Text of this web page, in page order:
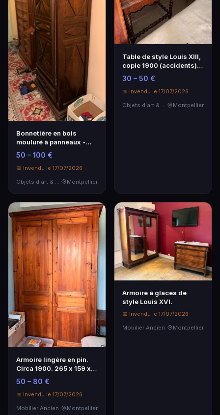
Bonnetière en bois
mouluré à panneaux -
Copie de style Louis…
50 – 100 €
📅 Invendu le 17/07/2026
Montpellier
Table de style Louis XIII,
copie 1900 (accidents)
69 x 71 x …
30 – 50 €
📅 Invendu le 17/07/2026
Objets d'art & Curiosités
Montpellier
Armoire lingère en pin.
Circa 1900. 265 x 159 x
60 cm
50 – 80 €
📅 Invendu le 17/07/2026
Mobilier Ancien
Montpellier
Armoire à glaces de
style Louis XVI.
📅 Invendu le 17/07/2026
Mobilier Ancien
Montpellier